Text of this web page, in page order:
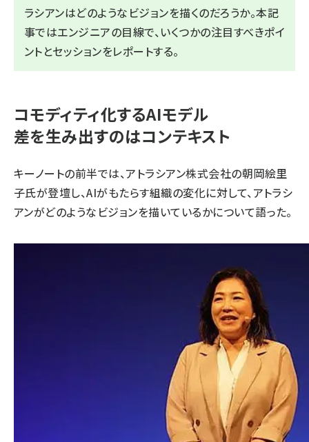
ラシアンはどのようなビジョンを描くのだろうか。本記
事ではエンジニアの目線で、いくつかの注目すべきポイ
ントとセッションをレポートする。
コモディティ化するAIモデル
差を生み出すのはコンテキスト
キーノートの前半では、アトラシアン株式会社の朝岡絵里
子氏が登壇し、AIがもたらす組織の変化に対して、アトラシ
アンがどのようなビジョンを描いているかについて語った。